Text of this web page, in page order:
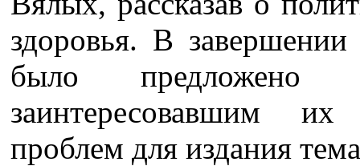
здоровья. В
было предложено
заинтересовавшим
проблем для издания